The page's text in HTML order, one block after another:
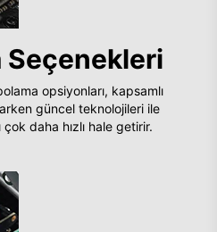
Seçenekleri
opsiyonları, kapsamlı
güncel teknolojileri ile
çok daha hızlı hale getirir.